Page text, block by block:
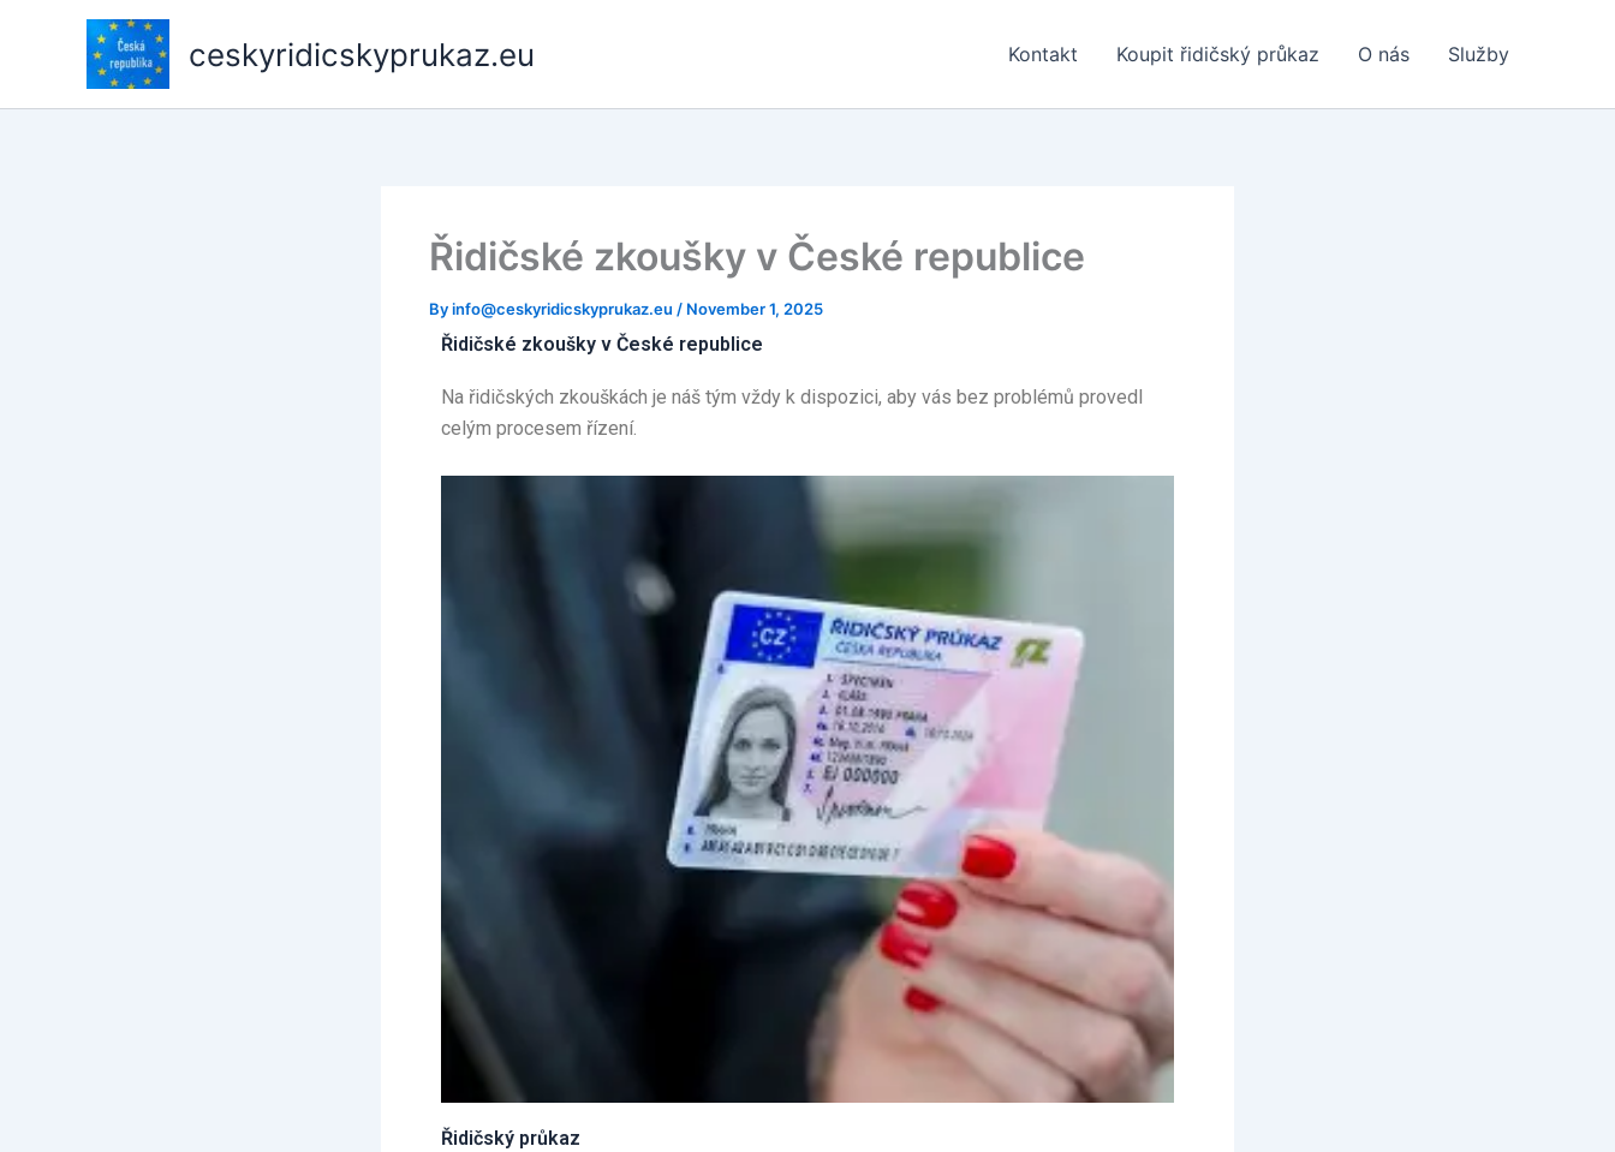
ceskyridicskyprukaz.eu Kontakt Koupit řidičský průkaz O nás Služby
Řidičské zkoušky v České republice
Byinfo@ceskyridicskyprukaz.eu / November 1, 2025
Řidičské zkoušky v České republice
Na řidičských zkouškách je náš tým vždy k dispozici, aby vás bez problémů provedl
celým procesem řízení.
Řidičský průkaz